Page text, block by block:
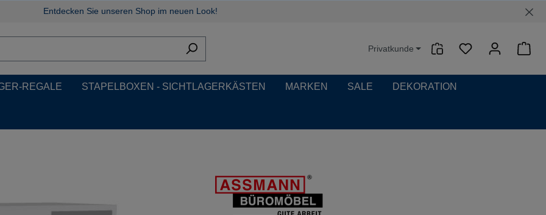
Entdecken Sie unseren Shop im neuen Look!
Privatkunde
REGALE STAPELBOXEN - SICHTLAGERKÄSTEN MARKEN SALE DEKORATION